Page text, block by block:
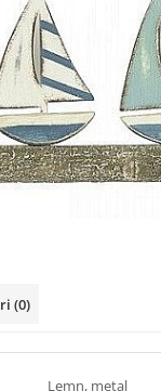
(0)
Lemn, metal